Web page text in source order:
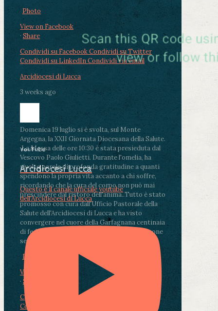
Photo
View on Facebook
· Share
Condividi su FacebookCondividi su Twitter
Condividi su LinkedInCondividi via email
Arcidiocesi di Lucca
3 weeks ago
Domenica 19 luglio si è svolta, sul Monte
Argegna, la XXII Giornata Diocesana della Salute.
.La Messa delle ore 10:30 è stata presieduta dal
Vescovo Paolo Giulietti. Durante l'omelia, ha
rivolto parole di profonda gratitudine a quanti
spendono la propria vita accanto a chi soffre,
ricordando che la cura del corpo non può mai
prescindere dal ristoro dell'anima..Tutto è stato
promosso con cura dall'Ufficio Pastorale della
Salute dell'Arcidiocesi di Lucca e ha visto
convergere nel cuore della Garfagnana centinaia
di fedeli, operatori sanitari, volontari e persone
segnate dalla malattia.
Photo
View on Facebook
· Share
Condividi su Facebook
Condividi su LinkedIn
YouTube
Arcidiocesi Lucca
Questo è il canale ufficiale youtube
dell'Arcidiocesi di Lucca